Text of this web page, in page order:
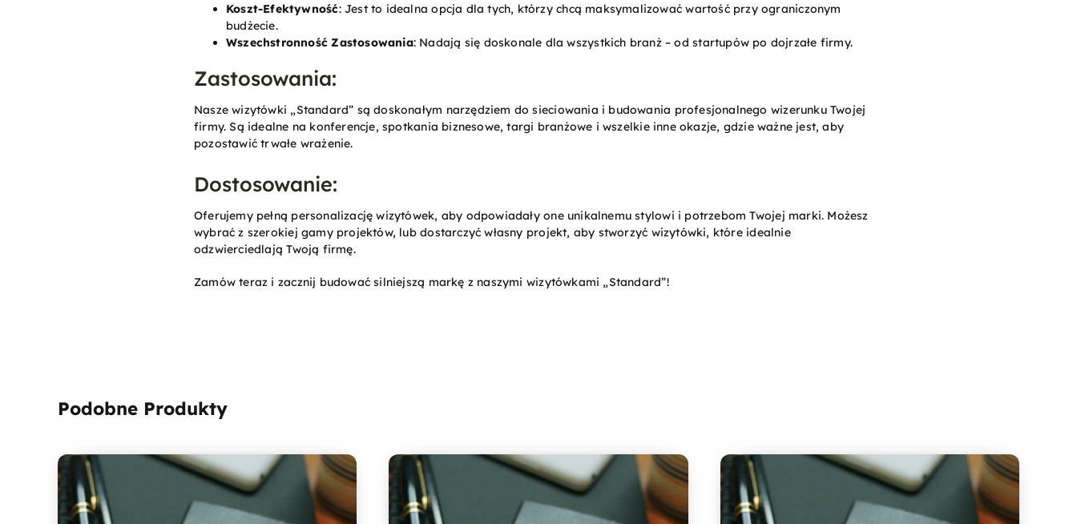
Koszt-Efektywność: Jest to idealna opcja dla tych, którzy chcą maksymalizować wartość przy ograniczonym
budżecie.
Wszechstronność Zastosowania: Nadają się doskonale dla wszystkich branż – od startupów po dojrzałe firmy.
Zastosowania:
Nasze wizytówki „Standard” są doskonałym narzędziem do sieciowania i budowania profesjonalnego wizerunku Twojej
firmy. Są idealne na konferencje, spotkania biznesowe, targi branżowe i wszelkie inne okazje, gdzie ważne jest, aby
pozostawić trwałe wrażenie.
Dostosowanie:
Oferujemy pełną personalizację wizytówek, aby odpowiadały one unikalnemu stylowi i potrzebom Twojej marki. Możesz
wybrać z szerokiej gamy projektów, lub dostarczyć własny projekt, aby stworzyć wizytówki, które idealnie
odzwierciedlają Twoją firmę.
Zamów teraz i zacznij budować silniejszą markę z naszymi wizytówkami „Standard”!
Podobne Produkty